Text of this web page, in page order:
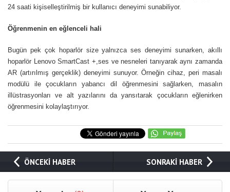
24 saati kişiselleştirilmiş bir kullanıcı deneyimi sunabiliyor.
Öğrenmenin en eğlenceli hali
Bugün pek çok hoparlör size yalnızca ses deneyimi sunarken, akıllı
hoparlör Lenovo SmartCast +,ses ve nesneleri tanıyarak aynı zamanda
AR (artırılmış gerçeklik) deneyimi sunuyor. Örneğin cihaz, peri masalı
modülü ile çocukların yabancı dil öğrenmesini sağlarken, masalın
illüstrasyonları ve alt yazılarını da yansıtarak çocukların eğlenirken
öğrenmesini kolaylaştırıyor.
ÖNCEKİ HABER SONRAKİ HABER